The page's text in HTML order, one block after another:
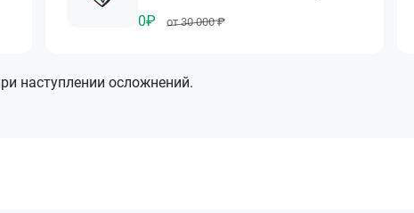
0₽
от 30 000 ₽
наступлении осложнений.